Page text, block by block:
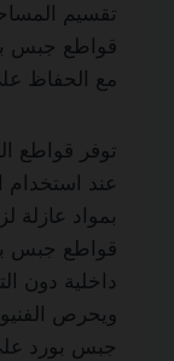
تقسيم
قواطع جبس
مع الحفاظ
توفر قواطع
عند استخدام
بمواد عازلة
قواطع جبس
داخلية دون
ويحرص
جبس بورد